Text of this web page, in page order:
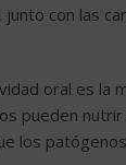
con las
oral es la
pueden
los